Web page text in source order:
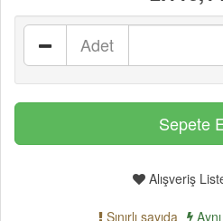
Adet
Alışveriş
Sınırlı sayıda